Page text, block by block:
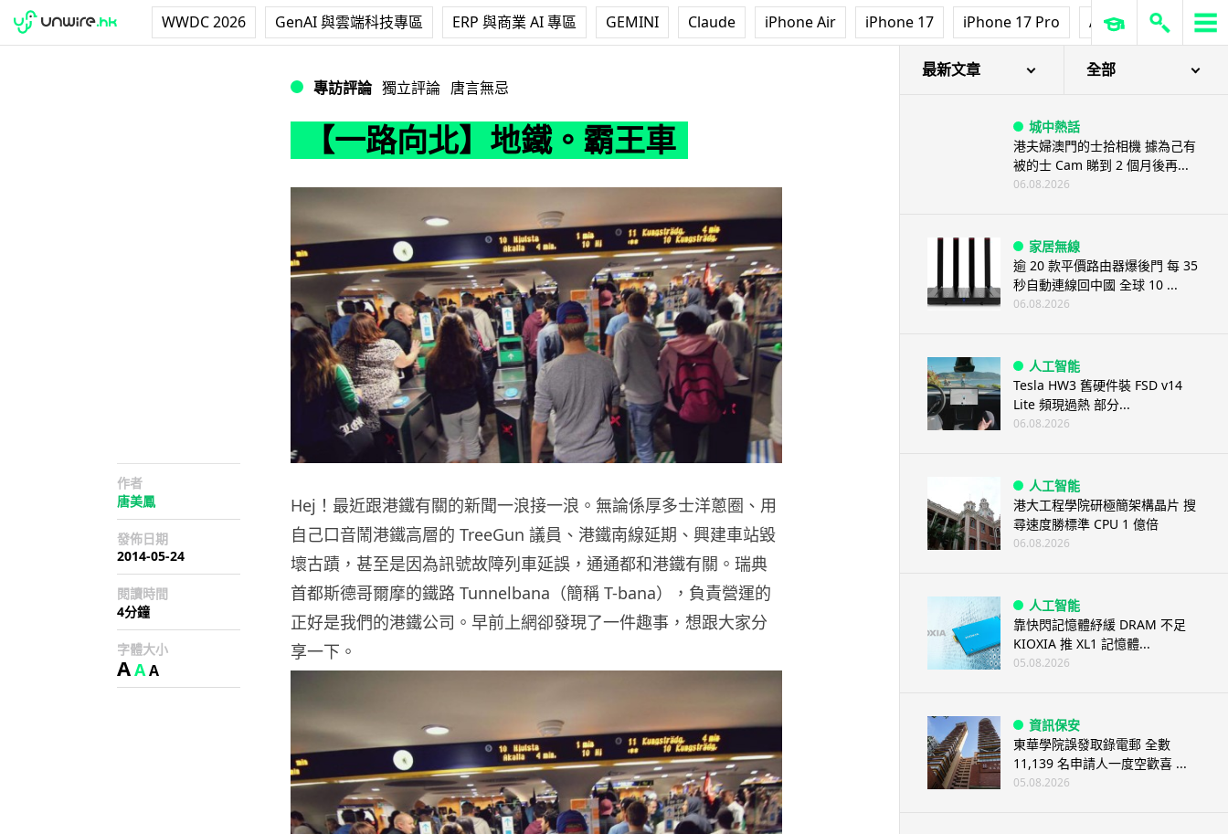
WWDC 2026 GenAI 與雲端科技專區 ERP 與商業 AI 專區 GEMINI Claude iPhone Air iPhone 17 iPhone 17 Pro AirPods Pro 3
專訪評論 獨立評論 唐言無忌
【一路向北】地鐵。霸王車
作者
唐美鳳
發佈日期
2014-05-24
閱讀時間
4分鐘
字體大小
AAA
Hej！最近跟港鐵有關的新聞一浪接一浪。無論係厚多士洋蔥圈、用
自己口音鬧港鐵高層的 TreeGun 議員、港鐵南線延期、興建車站毀
壞古蹟，甚至是因為訊號故障列車延誤，通通都和港鐵有關。瑞典
首都斯德哥爾摩的鐵路 Tunnelbana（簡稱 T-bana），負責營運的
正好是我們的港鐵公司。早前上網卻發現了一件趣事，想跟大家分
享一下。
最新文章 全部
城中熱話
港夫婦澳門的士拾相機 據為己有
被的士 Cam 睇到 2 個月後再...
06.08.2026
家居無線
逾 20 款平價路由器爆後門 每 35
秒自動連線回中國 全球 10 ...
06.08.2026
人工智能
Tesla HW3 舊硬件裝 FSD v14
Lite 頻現過熱 部分...
06.08.2026
人工智能
港大工程學院研極簡架構晶片 搜
尋速度勝標準 CPU 1 億倍
06.08.2026
人工智能
靠快閃記憶體紓緩 DRAM 不足
KIOXIA 推 XL1 記憶體...
05.08.2026
資訊保安
東華學院誤發取錄電郵 全數
11,139 名申請人一度空歡喜 ...
05.08.2026